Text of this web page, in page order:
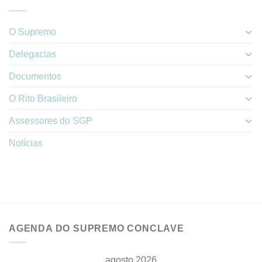
O Supremo
Delegacias
Documentos
O Rito Brasileiro
Assessores do SGP
Notícias
AGENDA DO SUPREMO CONCLAVE